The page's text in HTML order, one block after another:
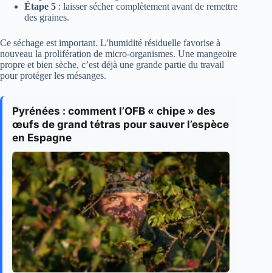
Étape 5 : laisser sécher complètement avant de remettre
des graines.
Ce séchage est important. L’humidité résiduelle favorise à
nouveau la prolifération de micro-organismes. Une mangeoire
propre et bien sèche, c’est déjà une grande partie du travail
pour protéger les mésanges.
Pyrénées : comment l’OFB « chipe » des
œufs de grand tétras pour sauver l’espèce
en Espagne